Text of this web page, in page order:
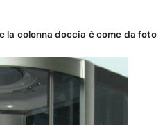
la colonna doccia è come da foto